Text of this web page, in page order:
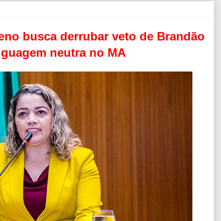
busca derrubar veto de Brandão
neutra no MA